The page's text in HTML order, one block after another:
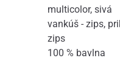
multicolor,sivá
vankúš - zips,
zips
100 % bavlna